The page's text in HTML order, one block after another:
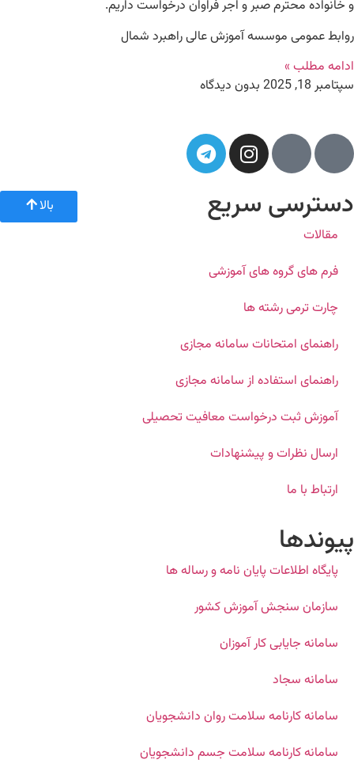
و خانواده محترم صبر و اجر فراوان درخواست داریم.
روابط عمومی موسسه آموزش عالی راهبرد شمال
ادامه مطلب »
سپتامبر 18, 2025
بدون دیدگاه
دسترسی سریع
مقالات
فرم های گروه های آموزشی
چارت ترمی رشته ها
راهنمای امتحانات سامانه مجازی
راهنمای استفاده از سامانه مجازی
آموزش ثبت درخواست معافیت تحصیلی
ارسال نظرات و پیشنهادات
ارتباط با ما
پیوندها
پایگاه اطلاعات پایان نامه و رساله ها
سازمان سنجش آموزش کشور
سامانه جایابی کار آموزان
سامانه سجاد
سامانه کارنامه سلامت روان دانشجویان
سامانه کارنامه سلامت جسم دانشجویان
بالا